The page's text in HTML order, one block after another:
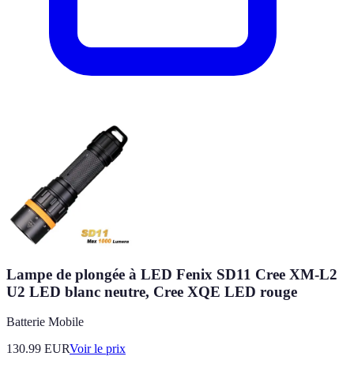
Lampe de plongée à LED Fenix SD11 Cree XM-L2
U2 LED blanc neutre, Cree XQE LED rouge
Batterie Mobile
130.99 EURVoir le prix